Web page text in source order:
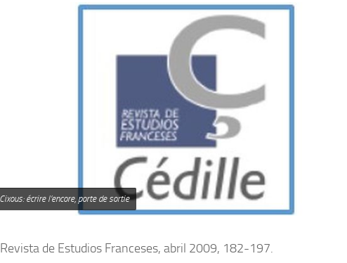
écrire l’encore, porte de sortie
de Estudios Franceses, abril 2009, 182-197.